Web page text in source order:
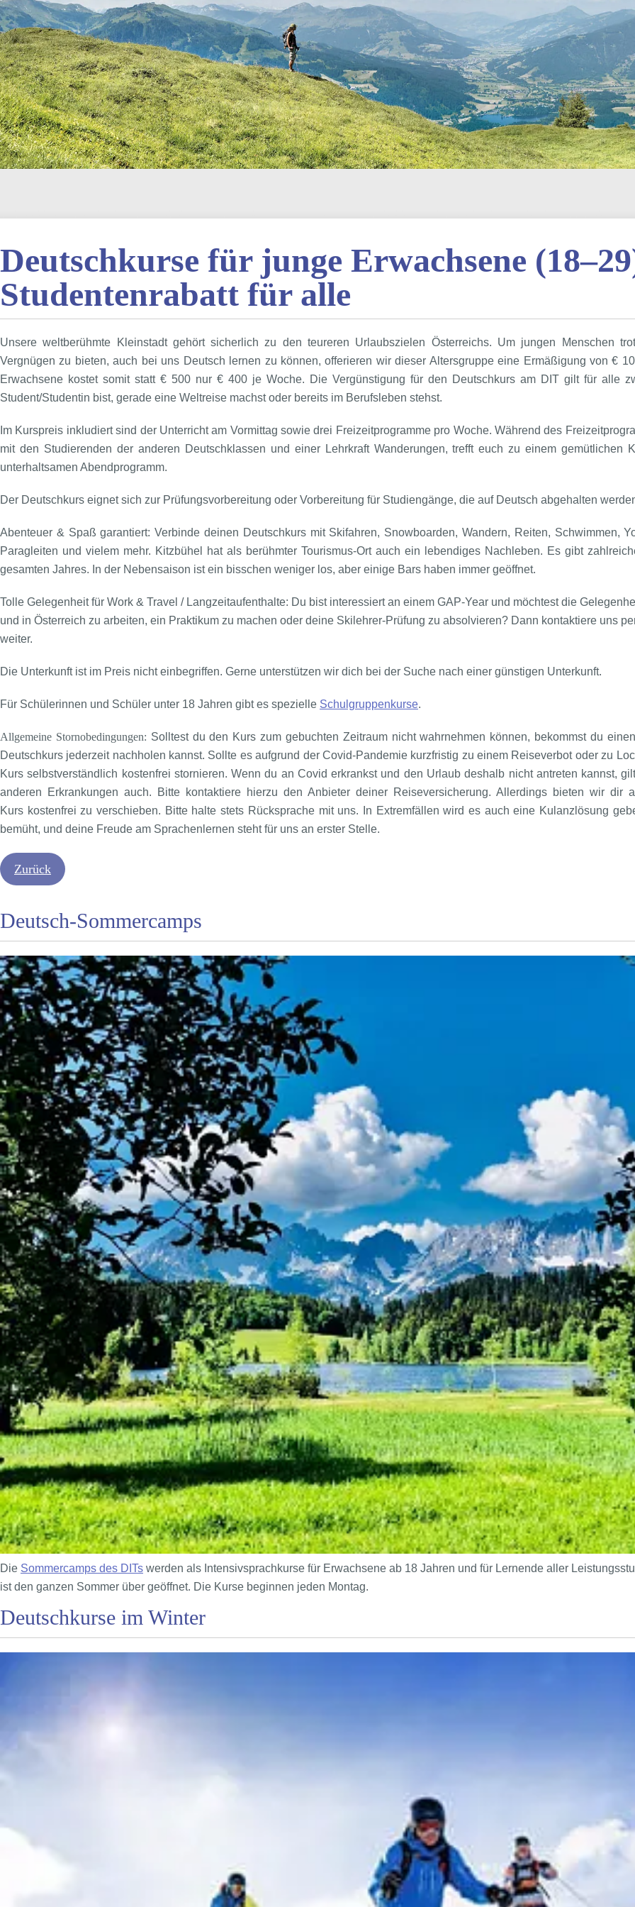
Deutschkurse für junge Erwachsene
Studentenrabatt für alle
Unsere weltberühmte Kleinstadt gehört sicherlich zu den teureren Urlaubszielen Österreichs. Um jungen Menschen
Vergnügen zu bieten, auch bei uns Deutsch lernen zu können, offerieren wir dieser Altersgruppe eine Ermäßigung von €
Erwachsene kostet somit statt € 500 nur € 400 je Woche. Die Vergünstigung für den Deutschkurs am DIT gilt für alle
Student/Studentin bist, gerade eine Weltreise machst oder bereits im Berufsleben stehst.
Im Kurspreis inkludiert sind der Unterricht am Vormittag sowie drei Freizeitprogramme pro Woche. Während des
mit den Studierenden der anderen Deutschklassen und einer Lehrkraft Wanderungen, trefft euch zu einem gemütlichen
unterhaltsamen Abendprogramm.
Der Deutschkurs eignet sich zur Prüfungsvorbereitung oder Vorbereitung für Studiengänge, die auf Deutsch abgehalten
Abenteuer & Spaß garantiert: Verbinde deinen Deutschkurs mit Skifahren, Snowboarden, Wandern, Reiten, Schwimmen,
Paragleiten und vielem mehr. Kitzbühel hat als berühmter Tourismus-Ort auch ein lebendiges Nachleben. Es gibt
gesamten Jahres. In der Nebensaison ist ein bisschen weniger los, aber einige Bars haben immer geöffnet.
Tolle Gelegenheit für Work & Travel / Langzeitaufenthalte: Du bist interessiert an einem GAP-Year und möchtest die
und in Österreich zu arbeiten, ein Praktikum zu machen oder deine Skilehrer-Prüfung zu absolvieren? Dann kontaktiere uns
weiter.
Die Unterkunft ist im Preis nicht einbegriffen. Gerne unterstützen wir dich bei der Suche nach einer günstigen Unterkunft.
Für Schülerinnen und Schüler unter 18 Jahren gibt es spezielle Schulgruppenkurse.
Allgemeine Stornobedingungen: Solltest du den Kurs zum gebuchten Zeitraum nicht wahrnehmen können, bekommst du
Deutschkurs jederzeit nachholen kannst. Sollte es aufgrund der Covid-Pandemie kurzfristig zu einem Reiseverbot oder zu
Kurs selbstverständlich kostenfrei stornieren. Wenn du an Covid erkrankst und den Urlaub deshalb nicht antreten kannst,
anderen Erkrankungen auch. Bitte kontaktiere hierzu den Anbieter deiner Reiseversicherung. Allerdings bieten wir
Kurs kostenfrei zu verschieben. Bitte halte stets Rücksprache mit uns. In Extremfällen wird es auch eine Kulanzlösung
bemüht, und deine Freude am Sprachenlernen steht für uns an erster Stelle.
Zurück
Deutsch-Sommercamps
Die Sommercamps des DITs werden als Intensivsprachkurse für Erwachsene ab 18 Jahren und für Lernende aller
ist den ganzen Sommer über geöffnet. Die Kurse beginnen jeden Montag.
Deutschkurse im Winter